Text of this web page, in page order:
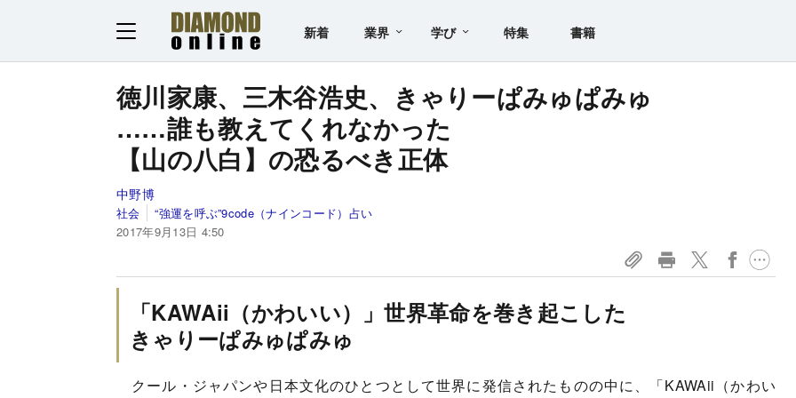
新着 業界 学び 特集 書籍
徳川家康、三木谷浩史、きゃりーぱみゅぱみゅ
……誰も教えてくれなかった
【山の八白】の恐るべき正体
中野博
社会
“強運を呼ぶ”9code（ナインコード）占い
2017年9月13日 4:50
「KAWAii（かわいい）」世界革命を巻き起こした
きゃりーぱみゅぱみゅ
クール・ジャパンや日本文化のひとつとして世界に発信されたものの中に、「KAWAii（かわい